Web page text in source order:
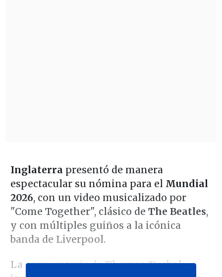
Inglaterra presentó de manera
espectacular su nómina para el Mundial
2026, con un video musicalizado por
"Come Together", clásico de The Beatles,
y con múltiples guiños a la icónica
banda de Liverpool.
La convocatoria deThomas Tuchel